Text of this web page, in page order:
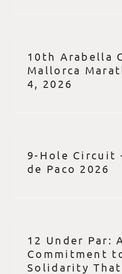
10th Arabella
Mallorca
4, 2026
9-Hole Circuit
de Paco 2026
12 Under Par:
Commitment
Solidarity That